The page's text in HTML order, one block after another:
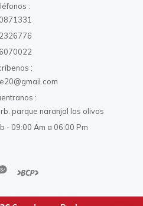
parque naranjal los olivos
- 09:00 Am a 06:00 Pm